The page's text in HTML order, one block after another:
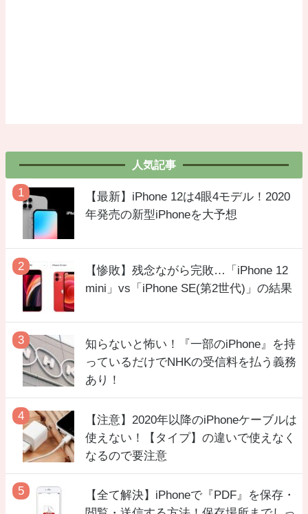
人気記事
【最新】iPhone 12は4眼4モデル！2020
年発売の新型iPhoneを大予想
【惨敗】残念ながら完敗…「iPhone 12
mini」vs「iPhone SE(第2世代)」の結果
知らないと怖い！『一部のiPhone』を持
っているだけでNHKの受信料を払う義務
あり！
【注意】2020年以降のiPhoneケーブルは
使えない！【タイプ】の違いで使えなく
なるので要注意
【全て解決】iPhoneで『PDF』を保存・